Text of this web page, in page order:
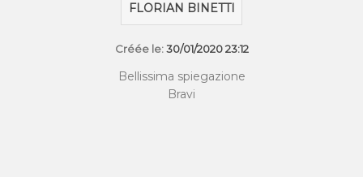
FLORIAN BINETTI
Créée le: 30/01/2020 23:12
Bellissima spiegazione
Bravi